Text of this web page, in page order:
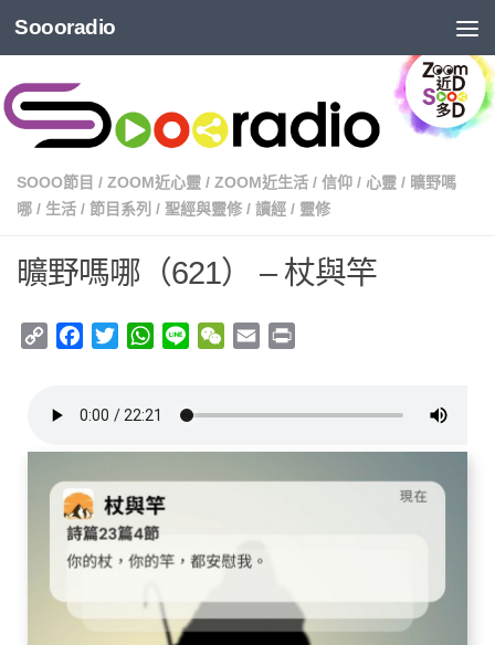
Soooradio
SOOO節目 / ZOOM近心靈 / ZOOM近生活 / 信仰 / 心靈 / 曠野嗎
哪 / 生活 / 節目系列 / 聖經與靈修 / 讀經 / 靈修
曠野嗎哪（621） – 杖與竿
Copy
Facebook
TwitterWhatsApp
Line WeChat
Email